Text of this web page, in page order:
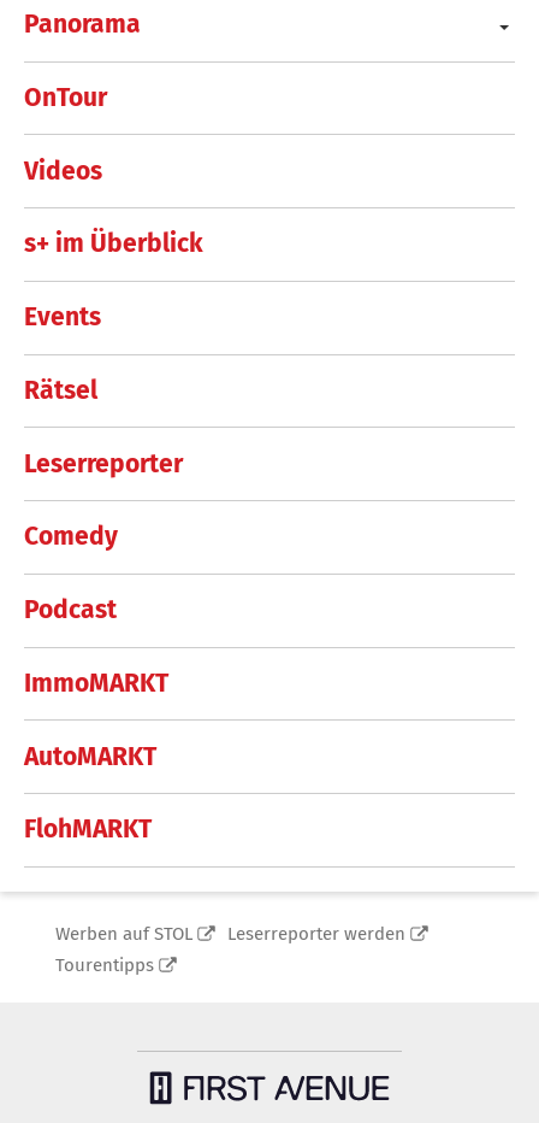
Panorama
OnTour
Videos
s+ im Überblick
Events
Rätsel
Leserreporter
Comedy
Podcast
ImmoMARKT
AutoMARKT
FlohMARKT
Werben auf STOL
Leserreporter werden
Tourentipps